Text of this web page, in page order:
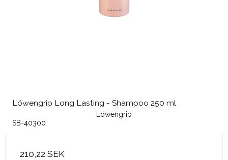
Löwengrip Long Lasting - Shampoo 250 ml
Löwengrip
SB-40300
210,22 SEK